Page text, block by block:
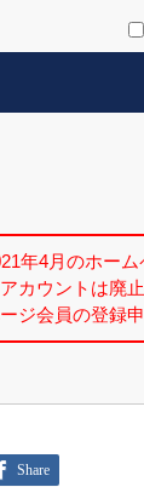
Share